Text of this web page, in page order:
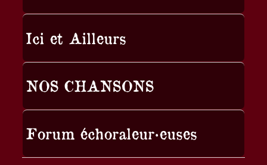
Ici et Ailleurs
NOS CHANSONS
Forum échoraleur·euses